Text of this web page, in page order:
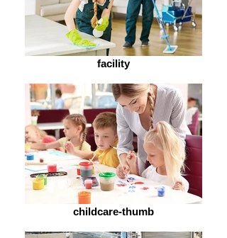
facility
childcare-thumb